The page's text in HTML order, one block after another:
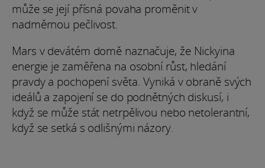
může se její přísná povaha proměnit v
nadměrnou pečlivost.
Mars v devátém domě naznačuje, že Nickyina
energie je zaměřena na osobní růst, hledání
pravdy a pochopení světa. Vyniká v obraně svých
ideálů a zapojení se do podnětných diskusí, i
když se může stát netrpělivou nebo netolerantní,
když se setká s odlišnými názory.